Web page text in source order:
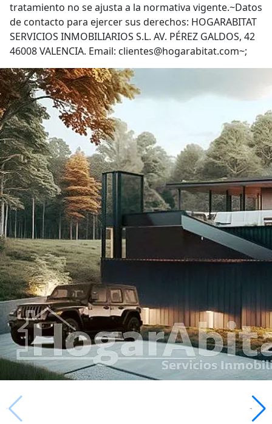
tratamiento no se ajusta a la normativa vigente.~Datos
de contacto para ejercer sus derechos: HOGARABITAT
SERVICIOS INMOBILIARIOS S.L. AV. PÉREZ GALDOS, 42
46008 VALENCIA. Email: clientes@hogarabitat.com~;